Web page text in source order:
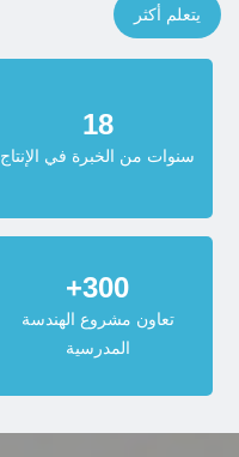
يتعلم أكثر
18
سنوات من الخبرة في الإنتاج
300
+
تعاون مشروع الهندسة
المدرسية